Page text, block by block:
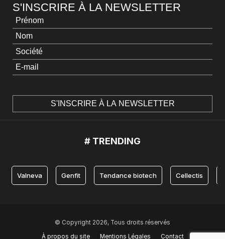
S'INSCRIRE À LA NEWSLETTER
# TRENDING
Valneva Genfit Tendance biotech Cellectis
© Copyright 2026, Tous droits réservés
À propos du site
Mentions Légales Contact